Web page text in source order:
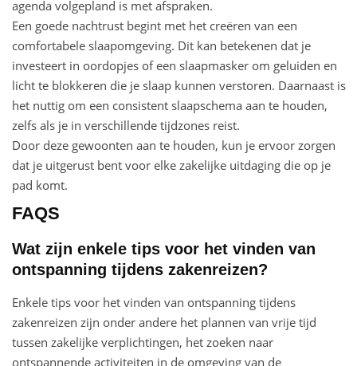
agenda volgepland is met afspraken.
Een goede nachtrust begint met het creëren van een
comfortabele slaapomgeving. Dit kan betekenen dat je
investeert in oordopjes of een slaapmasker om geluiden en
licht te blokkeren die je slaap kunnen verstoren. Daarnaast is
het nuttig om een consistent slaapschema aan te houden,
zelfs als je in verschillende tijdzones reist.
Door deze gewoonten aan te houden, kun je ervoor zorgen
dat je uitgerust bent voor elke zakelijke uitdaging die op je
pad komt.
FAQS
Wat zijn enkele tips voor het vinden van
ontspanning tijdens zakenreizen?
Enkele tips voor het vinden van ontspanning tijdens
zakenreizen zijn onder andere het plannen van vrije tijd
tussen zakelijke verplichtingen, het zoeken naar
ontspannende activiteiten in de omgeving van de